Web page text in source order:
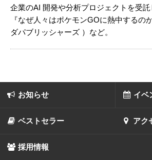
企業のAI 開発や分析プロジェクトを受
『なぜ人々はポケモンGOに熱中するの
ダパブリッシャーズ ）など。
お知らせ イベ
ベストセラー アク
採用情報